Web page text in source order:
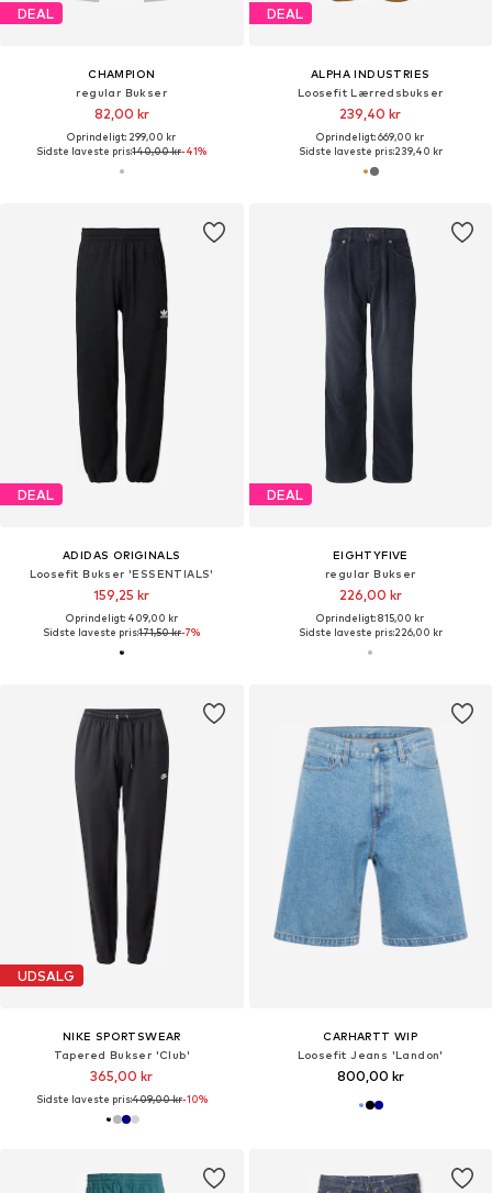
DEAL
CHAMPION
regular Bukser
82,00 kr
Oprindeligt: 299,00 kr
Sidste laveste pris:140,00 kr-41%
DEAL
ALPHA INDUSTRIES
Loosefit Lærredsbukser
239,40 kr
Oprindeligt: 669,00 kr
Sidste laveste pris:239,40 kr
DEAL
ADIDAS ORIGINALS
Loosefit Bukser 'ESSENTIALS'
159,25 kr
Oprindeligt: 409,00 kr
Sidste laveste pris:171,50 kr-7%
DEAL
EIGHTYFIVE
regular Bukser
226,00 kr
Oprindeligt: 815,00 kr
Sidste laveste pris:226,00 kr
UDSALG
NIKE SPORTSWEAR
Tapered Bukser 'Club'
365,00 kr
Sidste laveste pris:409,00 kr-10%
CARHARTT WIP
Loosefit Jeans 'Landon'
800,00 kr